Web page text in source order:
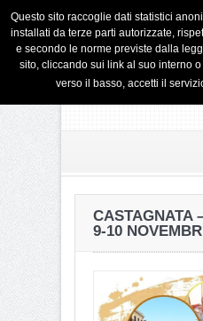
CASTAGNATA
9-10
Questo sito raccoglie dati statistici
installati da terze parti autorizzate,
e secondo le norme previste dalla
sito, cliccando sui link al suo interno
verso il basso, accetti il